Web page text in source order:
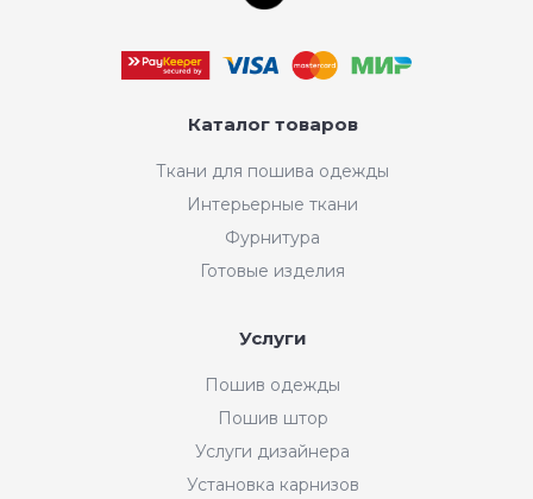
Каталог товаров
Ткани для пошива одежды
Интерьерные ткани
Фурнитура
Готовые изделия
Услуги
Пошив одежды
Пошив штор
Услуги дизайнера
Установка карнизов